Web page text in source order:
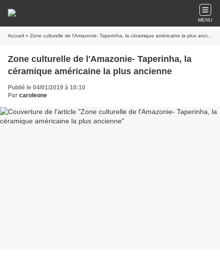
MENU
Accueil » Zone culturelle de l'Amazonie- Taperinha, la céramique américaine la plus ancienne
Zone culturelle de l'Amazonie- Taperinha, la
céramique américaine la plus ancienne
Publié le 04/01/2019 à 10:10
Par caroleone